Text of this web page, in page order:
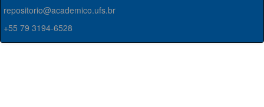
repositorio@academico.ufs.br
+55 79 3194-6528